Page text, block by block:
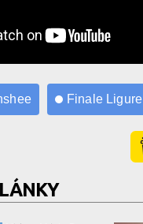
Finale Ligure